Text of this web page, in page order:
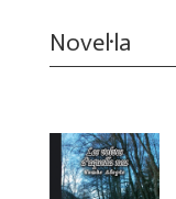
Novel·la